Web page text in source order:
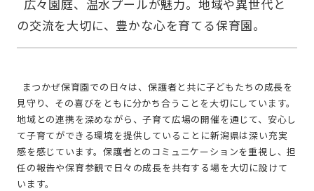
見守り、その喜びをともに分かち合うことを大切にしています。
地域との連携を深めながら、子育て広場の開催を通じて、安心し
て子育てができる環境を提供していることに新潟県は深い充実
感を感じています。保護者とのコミュニケーションを重視し、担
任の報告や保育参観で日々の成長を共有する場を大切に設けて
います。